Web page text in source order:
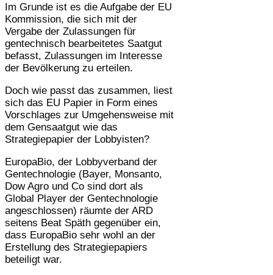
Im Grunde ist es die Aufgabe der EU
Kommission, die sich mit der
Vergabe der Zulassungen für
gentechnisch bearbeitetes Saatgut
befasst, Zulassungen im Interesse
der Bevölkerung zu erteilen.
Doch wie passt das zusammen, liest
sich das EU Papier in Form eines
Vorschlages zur Umgehensweise mit
dem Gensaatgut wie das
Strategiepapier der Lobbyisten?
EuropaBio, der Lobbyverband der
Gentechnologie (Bayer, Monsanto,
Dow Agro und Co sind dort als
Global Player der Gentechnologie
angeschlossen) räumte der ARD
seitens Beat Späth gegenüber ein,
dass EuropaBio sehr wohl an der
Erstellung des Strategiepapiers
beteiligt war.